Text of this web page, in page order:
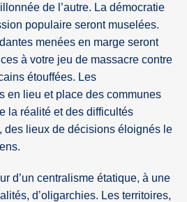
de l’autre. La démocratie
populaire seront muselées.
menées en marge seront
à votre jeu de massacre contre
étouffées. Les
en lieu et place des communes
la réalité et des difficultés
des lieux de décisions éloignés le
d’un centralisme étatique, à une
d’oligarchies. Les territoires,